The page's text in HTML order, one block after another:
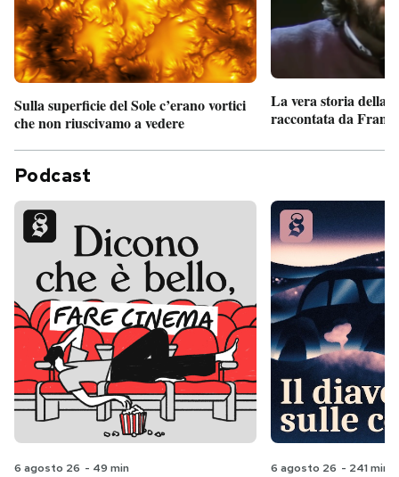
Sulla superficie del Sole c’erano vortici
che non riuscivamo a vedere
La vera storia della
raccontata da
Podcast
6 agosto 26 - 49 min 6 agosto 26 - 241 min